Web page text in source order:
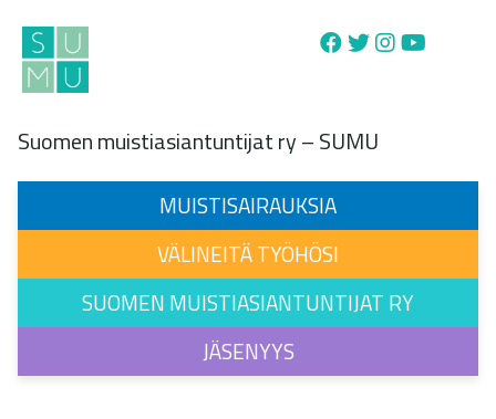
Main Navigation
Suomen muistiasiantuntijat ry – SUMU
MUISTISAIRAUKSIA
VÄLINEITÄ TYÖHÖSI
SUOMEN MUISTIASIANTUNTIJAT RY
JÄSENYYS